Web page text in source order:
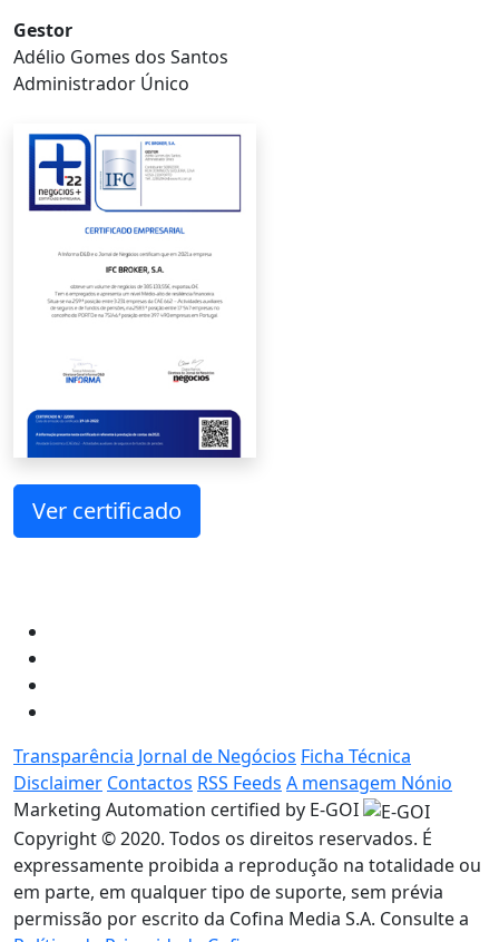
Gestor
Adélio Gomes dos Santos
Administrador Único
Ver certificado
Transparência Jornal de Negócios Ficha Técnica
Disclaimer Contactos RSS Feeds A mensagem Nónio
Marketing Automation certified by E-GOI
Copyright © 2020. Todos os direitos reservados. É
expressamente proibida a reprodução na totalidade ou
em parte, em qualquer tipo de suporte, sem prévia
permissão por escrito da Cofina Media S.A. Consulte a